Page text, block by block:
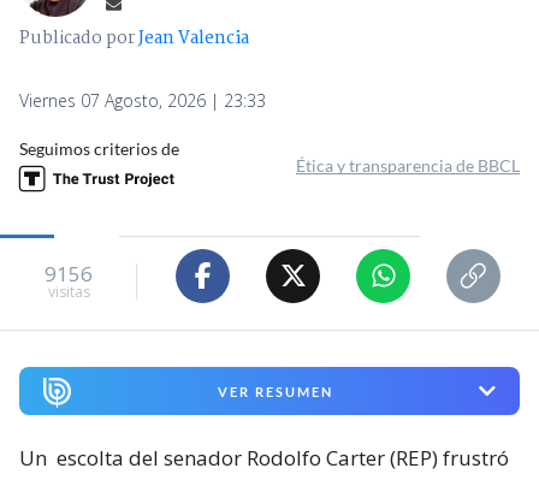
Publicado porJean Valencia
Viernes 07 Agosto, 2026 | 23:33
Seguimos criterios de
Ética y transparencia de BBCL
9156
visitas
VER RESUMEN
Un escolta del senador Rodolfo Carter (REP) frustró